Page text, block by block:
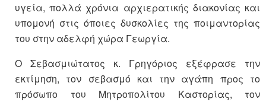
υγεία, πολλά χρόνια αρχιερατικής διακονίας και
υπομονή στις όποιες δυσκολίες της ποιμαντορίας
του στην αδελφή χώρα Γεωργία.
Ο Σεβασμιώτατος κ. Γρηγόριος εξέφρασε την
εκτίμηση, τον σεβασμό και την αγάπη προς το
πρόσωπο του Μητροπολίτου Καστορίας, τον